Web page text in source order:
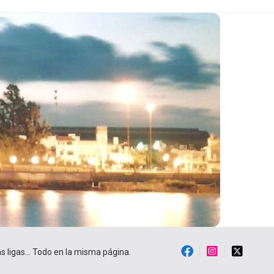
ligas… Todo en la misma página.